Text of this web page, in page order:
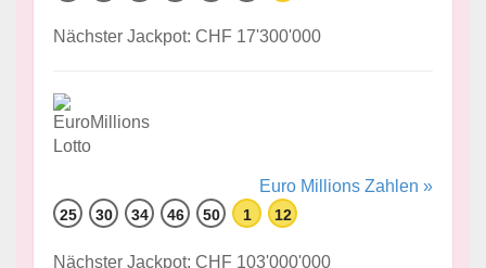
Nächster Jackpot: CHF 17'300'000
Euro Millions Zahlen »
25 30 34 46 50 1 12
Nächster Jackpot: CHF 103'000'000